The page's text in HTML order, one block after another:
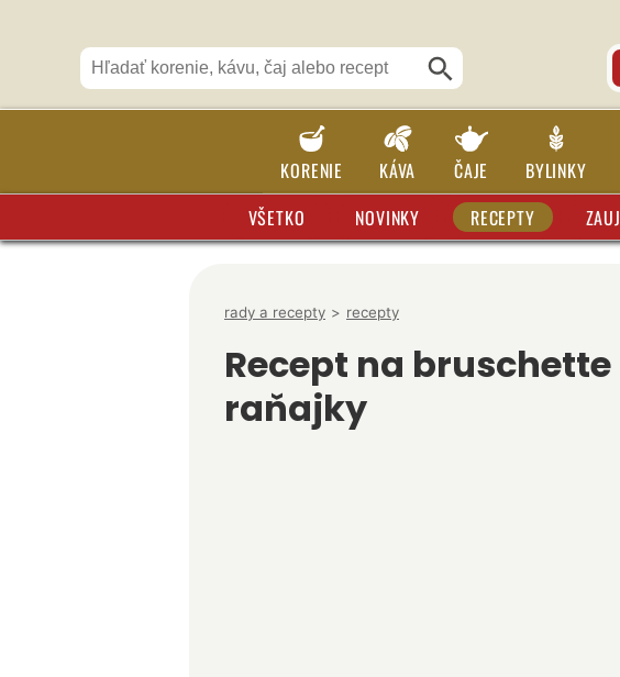
KORENIE KÁVA ČAJE BYLINKY
VŠETKO NOVINKY RECEPTY
rady a recepty > recepty
Recept na bruschette
raňajky